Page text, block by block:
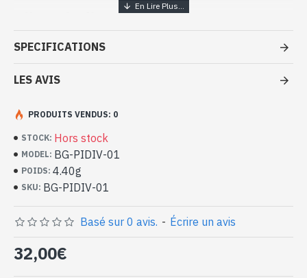
Bijoux indiens artisanaux - Bague
argent massif et Rubis
- Bague en argent véritable 925/1000
- Faite à Jaipur ( INDE )
- Taille de la pierre : 10mm de diamètre approx
-Livrée avec un petit sac artisanal
Bague indienne argent et Rubis
naturel de forme ronde (BG-PIDIV-01)
SPECIFICATIONS
LES AVIS
STOCK: Hors stock
MODEL: BG-PIDIV-01
POIDS: 4.40g
SKU: BG-PIDIV-01
PRODUITS VENDUS: 0
Basé sur 0 avis. - Écrire un avis
32,00€